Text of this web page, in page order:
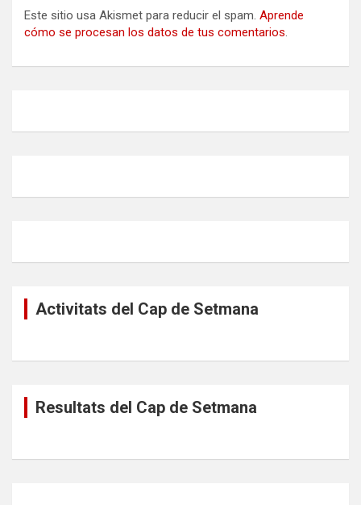
Este sitio usa Akismet para reducir el spam. Aprende
cómo se procesan los datos de tus comentarios.
Activitats del Cap de Setmana
Resultats del Cap de Setmana